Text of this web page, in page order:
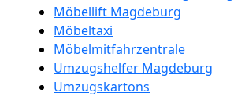
Möbellift Magdeburg
Möbeltaxi
Möbelmitfahrzentrale
Umzugshelfer Magdeburg
Umzugskartons